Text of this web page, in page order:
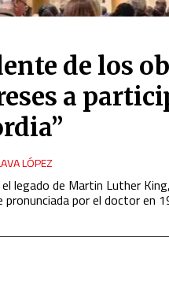
de los
a
LÓPEZ
legado de Martin Luther
pronunciada por el doctor en